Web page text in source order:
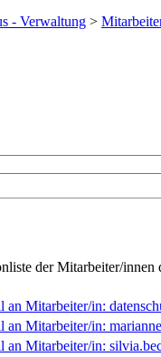
- Verwaltung >
der Mitarbeiter/innen